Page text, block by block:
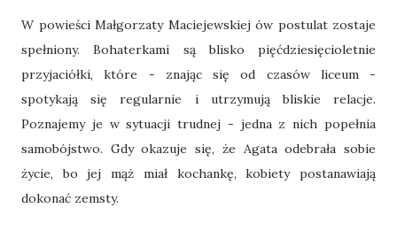
W powieści Małgorzaty Maciejewskiej ów postulat zostaje
spełniony. Bohaterkami są blisko pięćdziesięcioletnie
przyjaciółki, które - znając się od czasów liceum -
spotykają się regularnie i utrzymują bliskie relacje.
Poznajemy je w sytuacji trudnej - jedna z nich popełnia
samobójstwo. Gdy okazuje się, że Agata odebrała sobie
życie, bo jej mąż miał kochankę, kobiety postanawiają
dokonać zemsty.